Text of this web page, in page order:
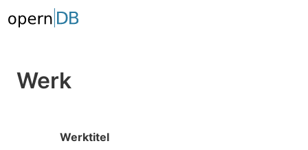
Werk
Werktitel